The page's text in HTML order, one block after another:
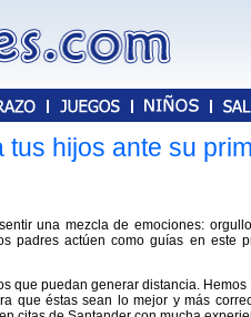
tus hijos ante su
una mezcla de emociones:
padres actúen como guías en este
que puedan generar distancia.
que éstas sean lo mejor y más